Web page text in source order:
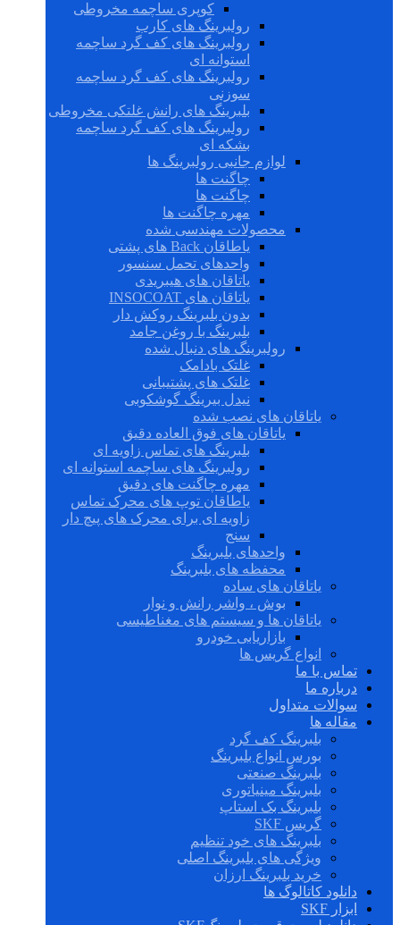
کوپری ساچمه مخروطی
رولبرینگ های کارب
رولبرینگ های کف گرد ساچمه
استوانه ای
رولبرینگ های کف گرد ساچمه
سوزنی
بلبرینگ های رانش غلتکی مخروطی
رولبرینگ های کف گرد ساچمه
بشکه ای
لوازم جانبی رولبرینگ ها
چاگنت ها
چاگنت ها
مهره چاگنت ها
محصولات مهندسی شده
یاطاقان Back های پشتی
واحدهای تحمل سنسور
یاتاقان های هیبریدی
یاتاقان های INSOCOAT
بدون بلبرینگ روکش دار
بلبرینگ با روغن جامد
رولبرینگ های دنبال شده
غلتک بادامک
غلتک های پشتیبانی
نیدل بیرینگ گوشکوبی
یاتاقان های نصب شده
یاتاقان های فوق العاده دقیق
بلبرینگ های تماس زاویه ای
رولبرینگ های ساچمه استوانه ای
مهره چاگنت های دقیق
یاطاقان توپ های محرک تماس
زاویه ای برای محرک های پیچ دار
سنج
واحدهای بلبرینگ
محفظه های بلبرینگ
یاتاقان های ساده
بوش ، واشر رانش و نوار
یاتاقان ها و سیستم های مغناطیسی
بازاریابی خودرو
انواع گریس ها
تماس با ما
درباره ما
سوالات متداول
مقاله ها
بلبرینگ کف گرد
بورس انواع بلبرینگ
بلبرینگ صنعتی
بلبرینگ مینیاتوری
بلبرینگ بک استاپ
گریس SKF
بلبرینگ های خود تنظیم
ویژگی های بلبرینگ اصلی
خرید بلبرینگ ارزان
دانلود کاتالوگ ها
ابزار SKF